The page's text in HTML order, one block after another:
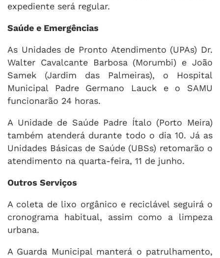
expediente será regular.
Saúde e Emergências
As Unidades de Pronto Atendimento (UPAs) Dr.
Walter Cavalcante Barbosa (Morumbi) e João
Samek (Jardim das Palmeiras), o Hospital
Municipal Padre Germano Lauck e o SAMU
funcionarão 24 horas.
A Unidade de Saúde Padre Ítalo (Porto Meira)
também atenderá durante todo o dia 10. Já as
Unidades Básicas de Saúde (UBSs) retomarão o
atendimento na quarta-feira, 11 de junho.
Outros Serviços
A coleta de lixo orgânico e reciclável seguirá o
cronograma habitual, assim como a limpeza
urbana.
A Guarda Municipal manterá o patrulhamento,